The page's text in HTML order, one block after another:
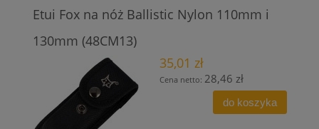
Etui Fox na nóż Ballistic Nylon 110mm i
130mm (48CM13)
35,01 zł
Cena netto: 28,46 zł
do koszyka